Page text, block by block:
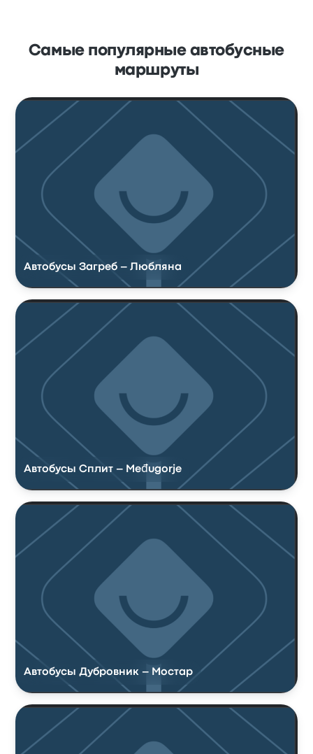
Самые популярные автобусные
маршруты
Автобусы Загреб – Любляна
Автобусы Сплит – Međugorje
Автобусы Дубровник – Мостар